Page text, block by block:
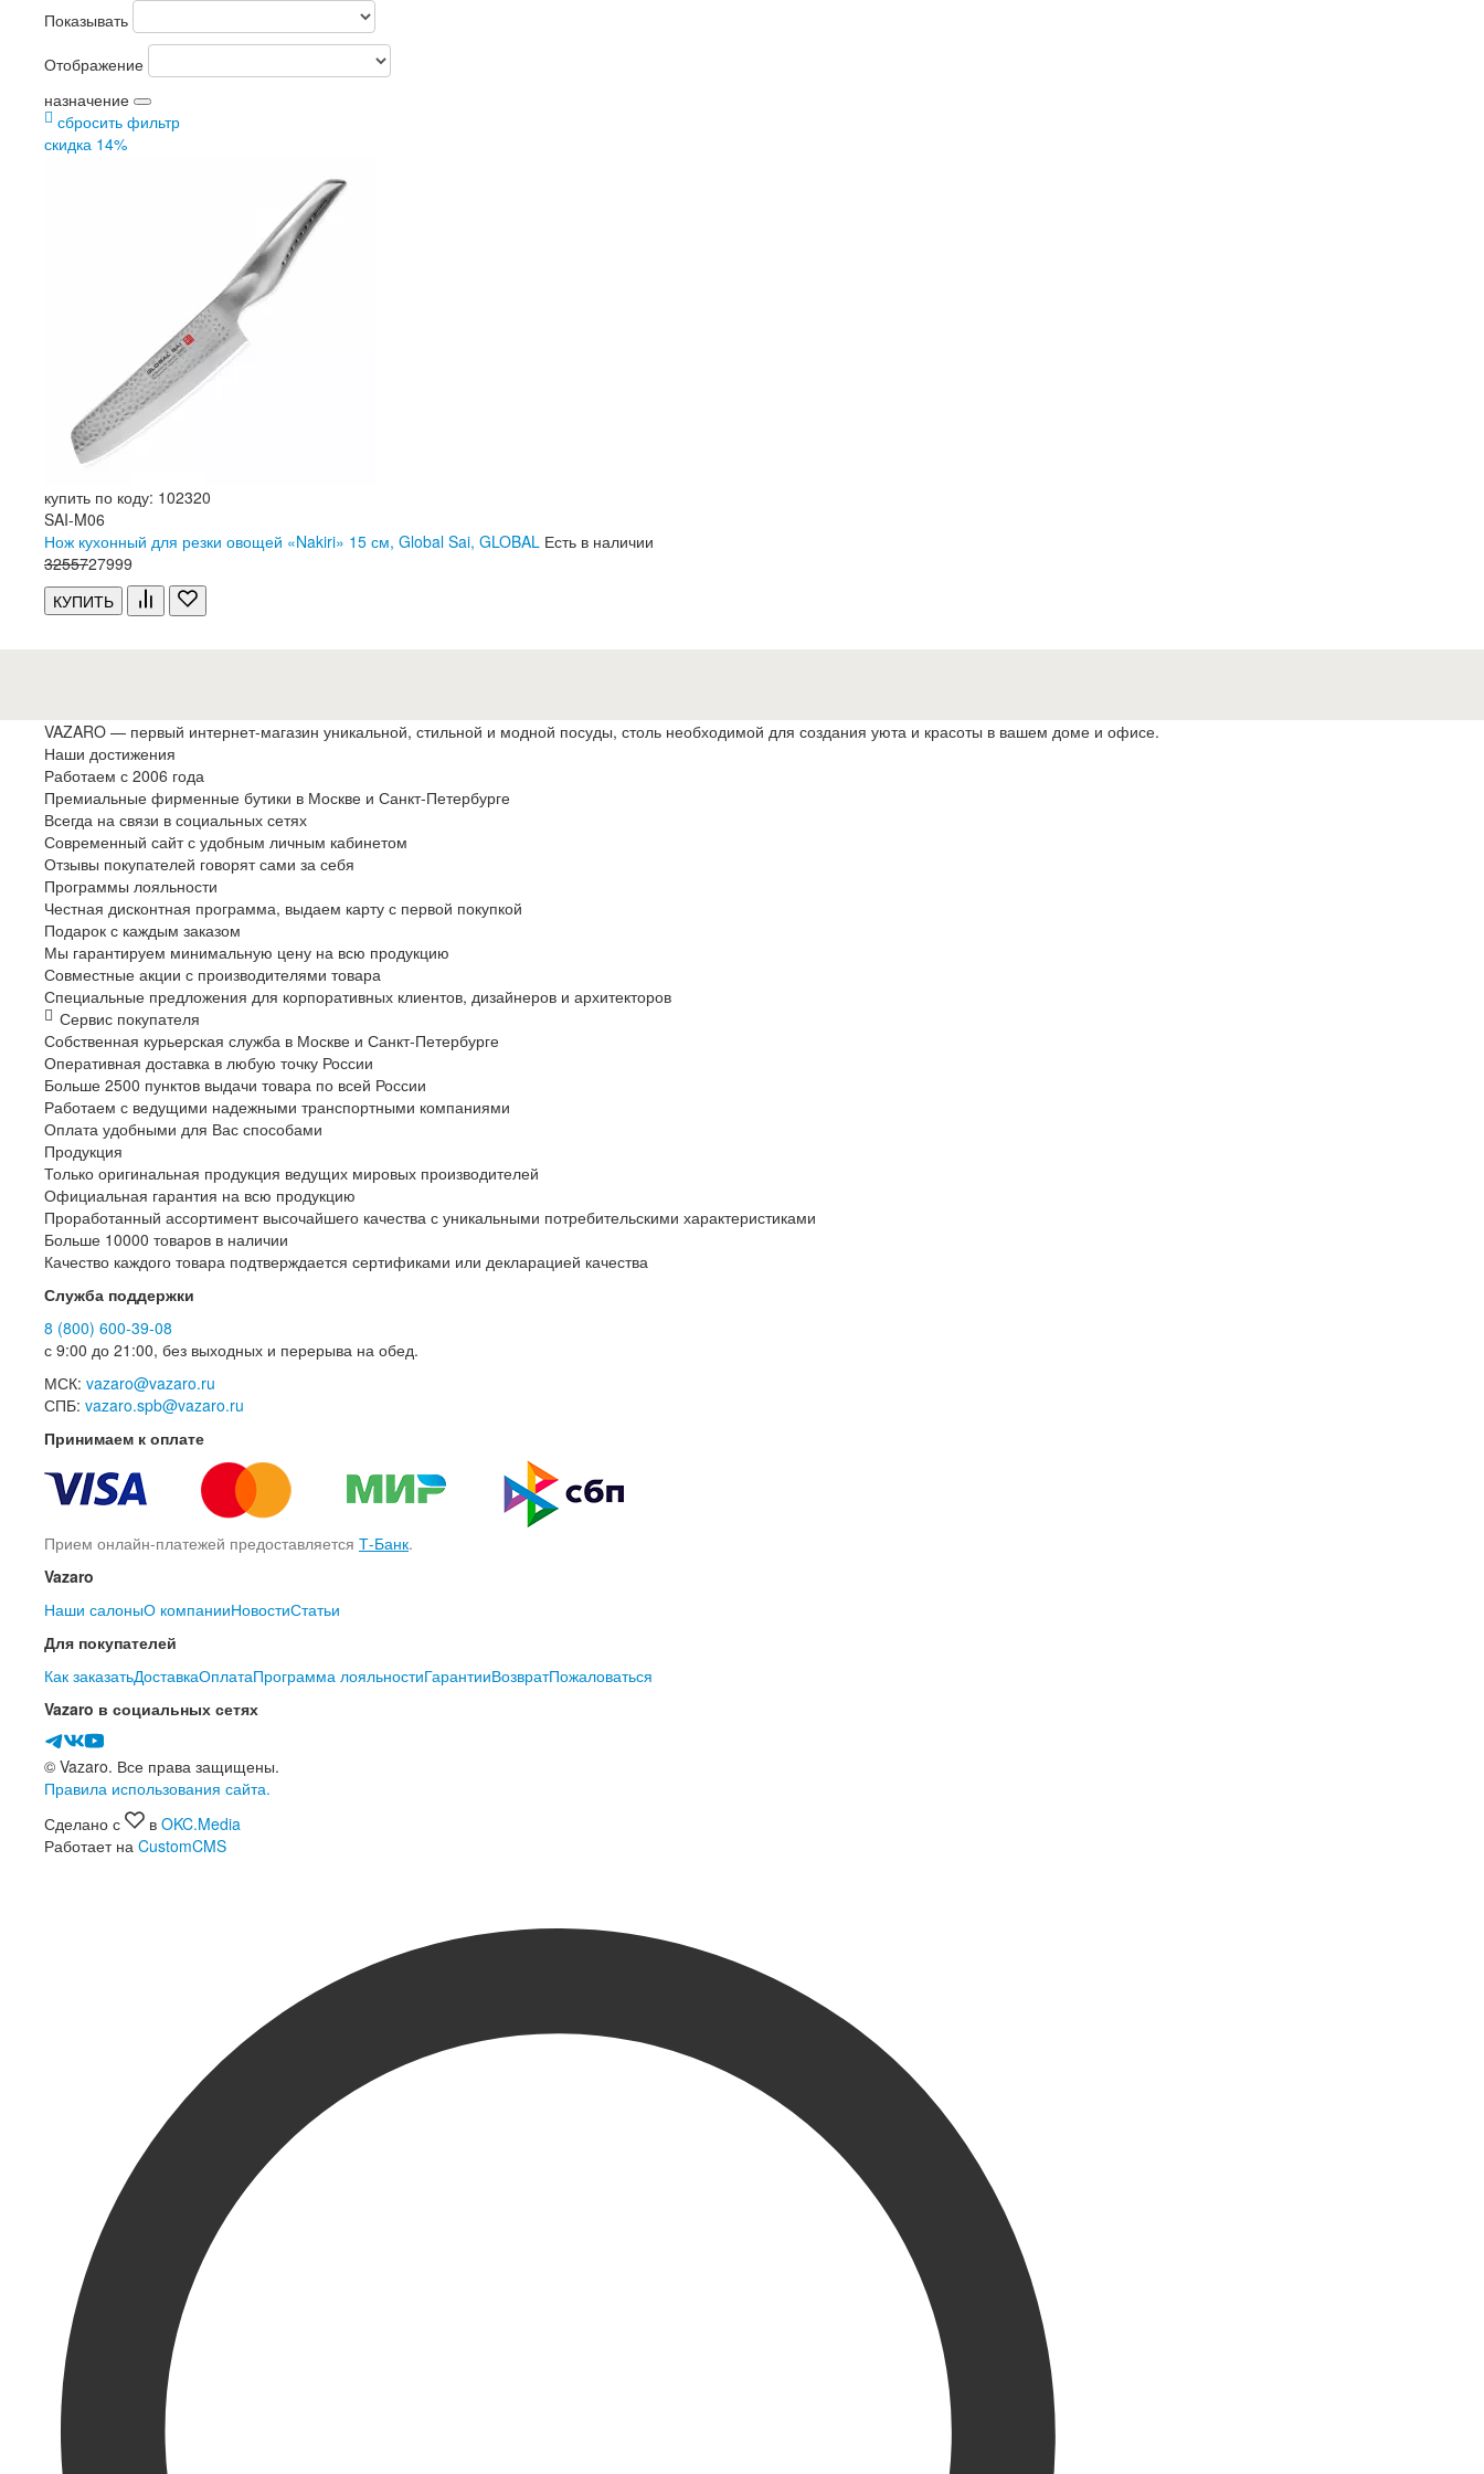
Показывать
Отображение
назначение
сбросить фильтр
скидка 14%
купить по коду: 102320
SAI-M06
Нож кухонный для резки овощей «Nakiri» 15 см, Global Sai, GLOBAL Есть в наличии
3255727999
КУПИТЬ
VAZARO — первый интернет-магазин уникальной, стильной и модной посуды, столь необходимой для создания уюта и красоты в вашем доме и офисе.
Наши достижения
Работаем с 2006 года
Премиальные фирменные бутики в Москве и Санкт-Петербурге
Всегда на связи в социальных сетях
Современный сайт с удобным личным кабинетом
Отзывы покупателей говорят сами за себя
Программы лояльности
Честная дисконтная программа, выдаем карту с первой покупкой
Подарок с каждым заказом
Мы гарантируем минимальную цену на всю продукцию
Совместные акции с производителями товара
Специальные предложения для корпоративных клиентов, дизайнеров и архитекторов
Сервис покупателя
Собственная курьерская служба в Москве и Санкт-Петербурге
Оперативная доставка в любую точку России
Больше 2500 пунктов выдачи товара по всей России
Работаем с ведущими надежными транспортными компаниями
Оплата удобными для Вас способами
Продукция
Только оригинальная продукция ведущих мировых производителей
Официальная гарантия на всю продукцию
Проработанный ассортимент высочайшего качества с уникальными потребительскими характеристиками
Больше 10000 товаров в наличии
Качество каждого товара подтверждается сертификами или декларацией качества
Служба поддержки
8 (800) 600-39-08
с 9:00 до 21:00, без выходных и перерыва на обед.
МСК: vazaro@vazaro.ru
СПБ: vazaro.spb@vazaro.ru
Принимаем к оплате
Прием онлайн-платежей предоставляется Т-Банк.
Vazaro
Наши салоныО компанииНовостиСтатьи
Для покупателей
Как заказатьДоставкаОплатаПрограмма лояльностиГарантииВозвратПожаловаться
Vazaro в социальных сетях
© Vazaro. Все права защищены.
Правила использования сайта.
Сделано с
в OKC.Media
Работает на CustomCMS